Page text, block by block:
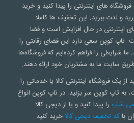
های اینترنتی را پیدا کنید و خرید
و لذت ببرید. این تخفیف ها کاملا
اینترنتی در حال افزایش است و فضا
کوپن سعی‌ دارد این فضای رقابتی را
شرایطی را فراهم کرده‌ایم که فروشگاه‌ها
سایت ما به مشتریان خود ارائه دهند.
یک فروشگاه اینترنتی کالا یا خدماتی را
به تاپ کوپن سر بزنید. در تاپ کوپن انواع
شاپ را پیدا کنید و یا از دیجی کالا
باکد تخفیف دیجی کالا خرید کنید.